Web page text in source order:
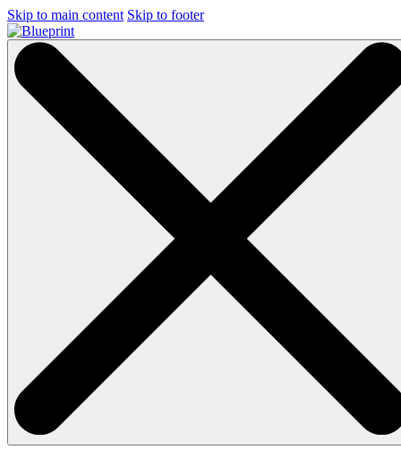
Skip to main content Skip to footer